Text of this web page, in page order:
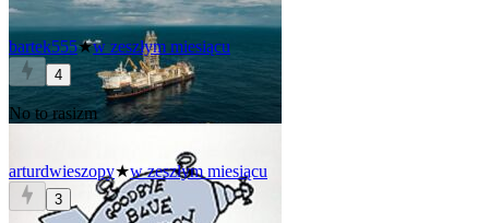
bartek555★w zeszłym miesiącu
4
No to rasizm
arturdwieszopy★w zeszłym miesiącu
3